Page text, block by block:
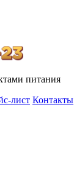
питания
лист Контакты